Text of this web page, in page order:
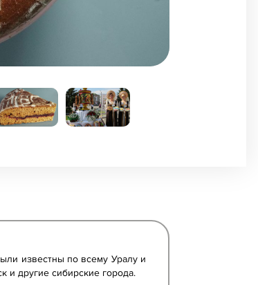
известны по всему Уралу и
и другие сибирские города.